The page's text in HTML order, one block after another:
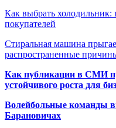
Как выбрать холодильник:
покупателей
Стиральная машина
распространенные
Как публикации в СМИ
устойчивого роста для
Волейбольные команды
Барановичах